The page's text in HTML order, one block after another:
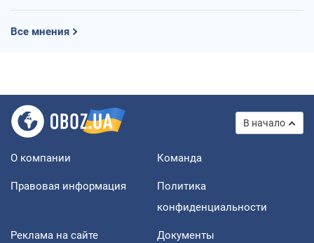
Все мнения
В начало
О компании Команда
Правовая информация
Политика
конфиденциальности
Реклама на сайте Документы